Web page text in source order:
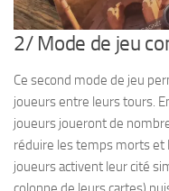
2/ Mode de jeu
Ce second mode de jeu
joueurs entre leurs tours.
joueurs joueront de
réduire les temps morts et
joueurs activent leur cité